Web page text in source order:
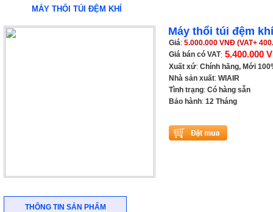
MÁY THỔI TÚI ĐỆM KHÍ
Máy thổi túi đệm
Giá: 5.000.000 VNĐ (VAT+
Giá bán có VAT: 5.400.000
Xuất xứ: Chính hãng, Mới
Nhà sản xuất: WIAIR
Tình trạng: Có hàng sẵn
Bảo hành: 12 Tháng
THÔNG TIN SẢN PHẨM